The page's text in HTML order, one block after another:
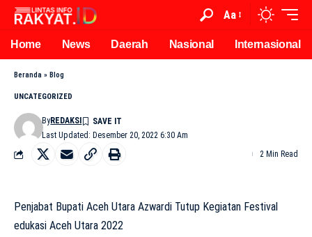
Aa
Home News Daerah Nasional Internasional
Beranda » Blog
UNCATEGORIZED
Last Updated: Desember 20, 2022 6:30 Am
ByREDAKSI
2 Min Read
Penjabat Bupati Aceh Utara Azwardi Tutup Kegiatan Festival
edukasi Aceh Utara 2022